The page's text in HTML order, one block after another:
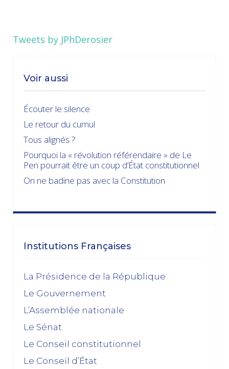
Tweets by JPhDerosier
Voir aussi
Écouter le silence
Le retour du cumul
Tous alignés ?
Pourquoi la « révolution référendaire » de Le
Pen pourrait être un coup d’État constitutionnel
On ne badine pas avec la Constitution
Institutions Françaises
La Présidence de la République
Le Gouvernement
L’Assemblée nationale
Le Sénat
Le Conseil constitutionnel
Le Conseil d’État